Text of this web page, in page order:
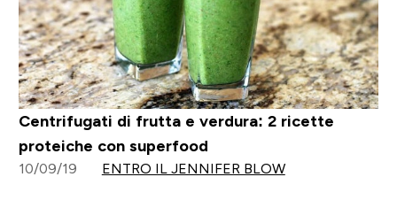
Centrifugati di frutta e verdura: 2 ricette
proteiche con superfood
10/09/19 ENTRO IL JENNIFER BLOW